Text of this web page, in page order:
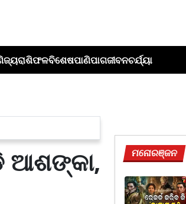
ରାଶିଫଳବିଶେଷପାଣିପାଗଜୀବନଚର୍ଯ୍ୟା
ଆଶଙ୍କା,
ମନୋରଞ୍ଜନ